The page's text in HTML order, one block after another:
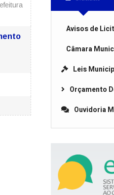
Avisos de
Câmara
Leis
Orçamento
Ouvidoria